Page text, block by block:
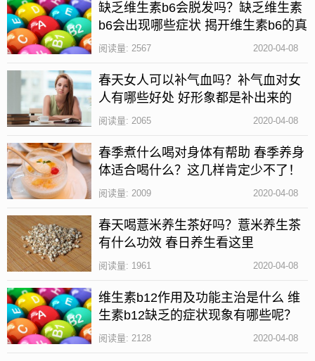
想了解更多有关养生方面的知识，欢迎关注安康养生
网。
霉了还能用吗
缺乏维生素b6会脱发吗？缺乏维生素
b6会出现哪些症状 揭开维生素b6的真
实面貌
2020-04-08
阅读量: 2567
春天女人可以补气血吗？补气血对女
人有哪些好处 好形象都是补出来的
2020-04-08
阅读量: 2065
春季煮什么喝对身体有帮助 春季养身
体适合喝什么？这几样肯定少不了！
2020-04-08
阅读量: 2009
春天喝薏米养生茶好吗？薏米养生茶
有什么功效 春日养生看这里
2020-04-08
阅读量: 1961
维生素b12作用及功能主治是什么 维
生素b12缺乏的症状现象有哪些呢？
2020-04-08
阅读量: 2128